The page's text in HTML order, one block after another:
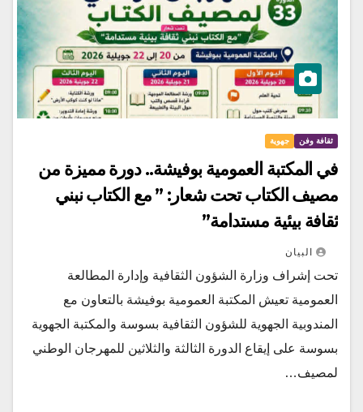
ثقافة وفن جهوية
في المكتبة العمومية بوفيشة.. دورة مميزة من
مصيف الكتاب تحت شعار: ” مع الكتاب نبني
ثقافة بيئية مستدامة”
البيان
تحت إشراف وزارة الشؤون الثقافية وإدارة المطالعة
العمومية تعيش المكتبة العمومية بوفيشة بالتعاون مع
المندوبية الجهوية للشؤون الثقافية بسوسة والمكتبة الجهوية
بسوسة على إيقاع الدورة الثالثة والثلاثين للمهرجان الوطني
لمصيف…